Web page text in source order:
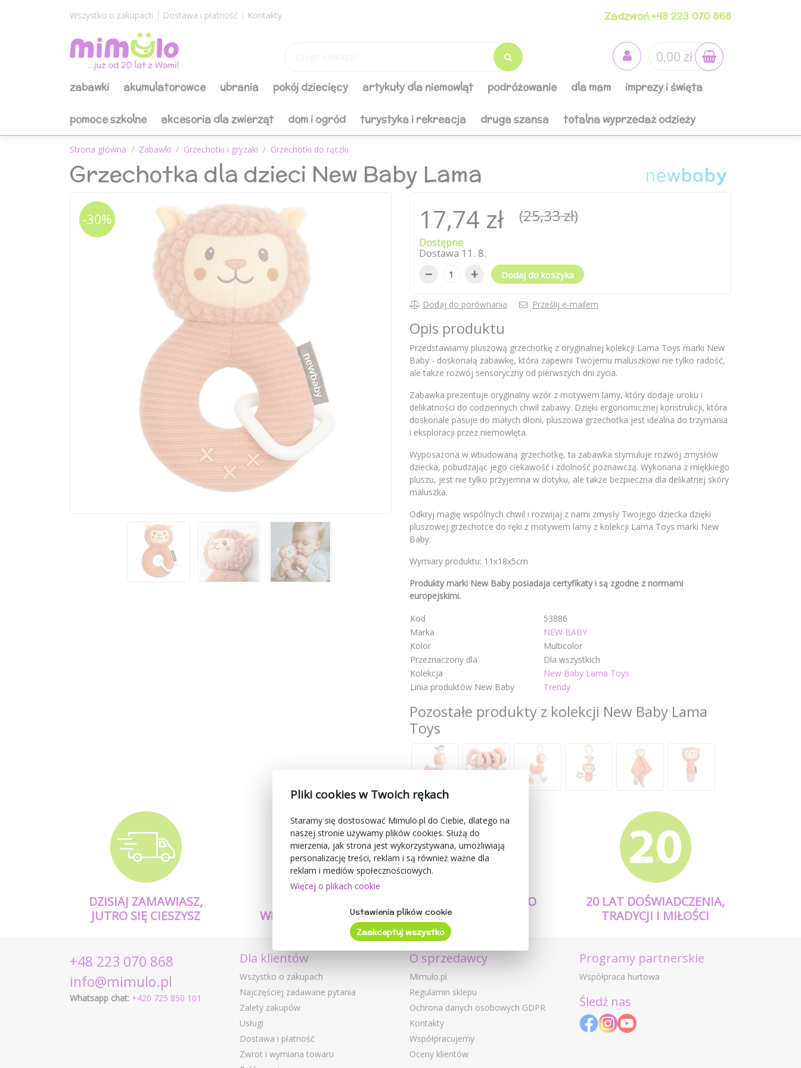
Wszystko o zakupach Dostawa i płatność Kontakty Zadzwoń +48 223 070 868
0,00 zł
zabawki akumulatorowce ubrania pokój dziecięcy artykuły dla niemowląt podróżowanie dla mam imprezy i święta
pomoce szkolne akcesoria dla zwierząt dom i ogród turystyka i rekreacja druga szansa totalna wyprzedaż odzieży
Strona główna Zabawki Grzechotki i gryzaki Grzechotki do rączki
Grzechotka dla dzieci New Baby Lama
-30% 17,74 zł (25,33 zł)
Dostępne
Dostawa 11 . 8.
− + Dodaj do koszyka
Dodaj do porównania Prześlij e-mailem
Opis produktu
Przedstawiamy pluszową grzechotkę z oryginalnej kolekcji Lama Toys marki New
Baby - doskonałą zabawkę, która zapewni Twojemu maluszkowi nie tylko radość,
ale także rozwój sensoryczny od pierwszych dni życia.
Zabawka prezentuje oryginalny wzór z motywem lamy, który dodaje uroku i
delikatności do codziennych chwil zabawy. Dzięki ergonomicznej konstrukcji, która
doskonale pasuje do małych dłoni, pluszowa grzechotka jest idealna do trzymania
i eksploracji przez niemowlęta.
Wyposażona w wbudowaną grzechotkę, ta zabawka stymuluje rozwój zmysłów
dziecka, pobudzając jego ciekawość i zdolność poznawczą. Wykonana z miękkiego
pluszu, jest nie tylko przyjemna w dotyku, ale także bezpieczna dla delikatnej skóry
maluszka.
Odkryj magię wspólnych chwil i rozwijaj z nami zmysły Twojego dziecka dzięki
pluszowej grzechotce do ręki z motywem lamy z kolekcji Lama Toys marki New
Baby.
Wymiary produktu: 11x18x5cm
Produkty marki New Baby posiadaja certyfikaty i są zgodne z normami
europejskimi.
Kod
53886
Marka
NEW BABY
Kolor
Multicolor
Przeznaczony dla
Dla wszystkich
Kolekcja
New Baby Lama Toys
Linia produktów New Baby
Trendy
Pozostałe produkty z kolekcji New Baby Lama
Toys
DZISIAJ ZAMAWIASZ,
JUTRO SIĘ CIESZYSZ
WŁASNE PRODUKTY
BEZPIECZEŃSTWO
20 LAT DOŚWIADCZENIA,
TRADYCJI I MIŁOŚCI
+48 223 070 868
info@mimulo.pl
Whatsapp chat: +420 725 850 101
Dla klientów
Wszystko o zakupach
Najczęściej zadawane pytania
Zalety zakupów
Usługi
Dostawa i płatność
Zwrot i wymiana towaru
O sprzedawcy
Mimulo.pl
Regulamin sklepu
Ochrona danych osobowych GDPR
Kontakty
Współpracujemy
Oceny klientów
Programy partnerskie
Współpraca hurtowa
Śledź nas
Pliki cookies w Twoich rękach
Staramy się dostosować Mimulo.pl do Ciebie, dlatego na
naszej stronie używamy plików cookies. Służą do
mierzenia, jak strona jest wykorzystywana, umożliwiają
personalizację treści, reklam i są również ważne dla
reklam i mediów społecznościowych.
Więcej o plikach cookie
Ustawienia plików cookie
Zaakceptuj wszystko